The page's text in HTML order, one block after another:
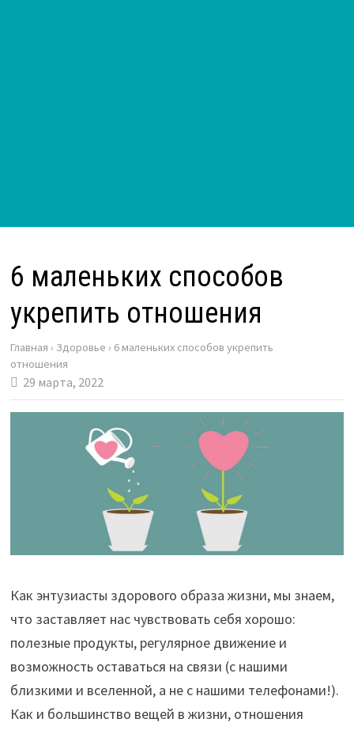
6 маленьких способов
укрепить отношения
Главная › Здоровье › 6 маленьких способов укрепить
отношения
29 марта, 2022
Как энтузиасты здорового образа жизни, мы знаем,
что заставляет нас чувствовать себя хорошо:
полезные продукты, регулярное движение и
возможность оставаться на связи (с нашими
близкими и вселенной, а не с нашими телефонами!).
Как и большинство вещей в жизни, отношения